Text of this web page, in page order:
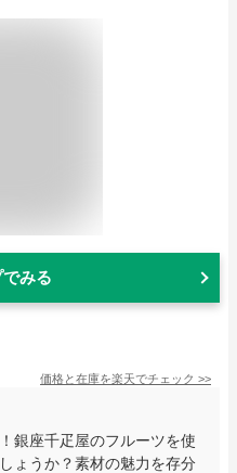
みる
価格と在庫を楽天でチェック >>
銀座千疋屋のフルーツを使
ょうか？素材の魅力を存分